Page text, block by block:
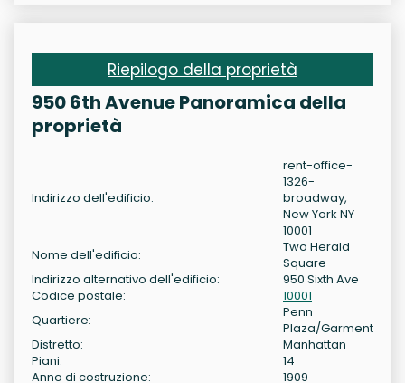
Riepilogo della proprietà
950 6th Avenue Panoramica della
proprietà
Indirizzo dell'edificio:
rent-office-
1326-
broadway,
New York NY
10001
Nome dell'edificio:
Two Herald
Square
Indirizzo alternativo dell'edificio:
950 Sixth Ave
Codice postale:
10001
Quartiere:
Penn
Plaza/Garment
Distretto:
Manhattan
Piani:
14
Anno di costruzione:
1909